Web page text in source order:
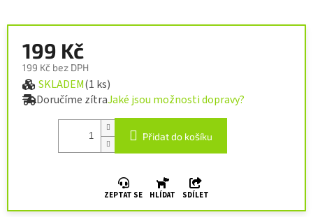
199 Kč
199 Kč bez DPH
Měrná cena:
SKLADEM(1 ks)
Doručíme zítraJaké jsou možnosti dopravy?
Přidat do košíku
ZEPTAT SE HLÍDAT SDÍLET